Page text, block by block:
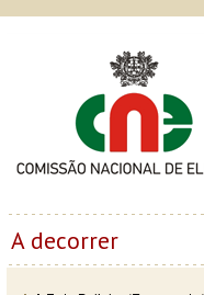
A decorrer